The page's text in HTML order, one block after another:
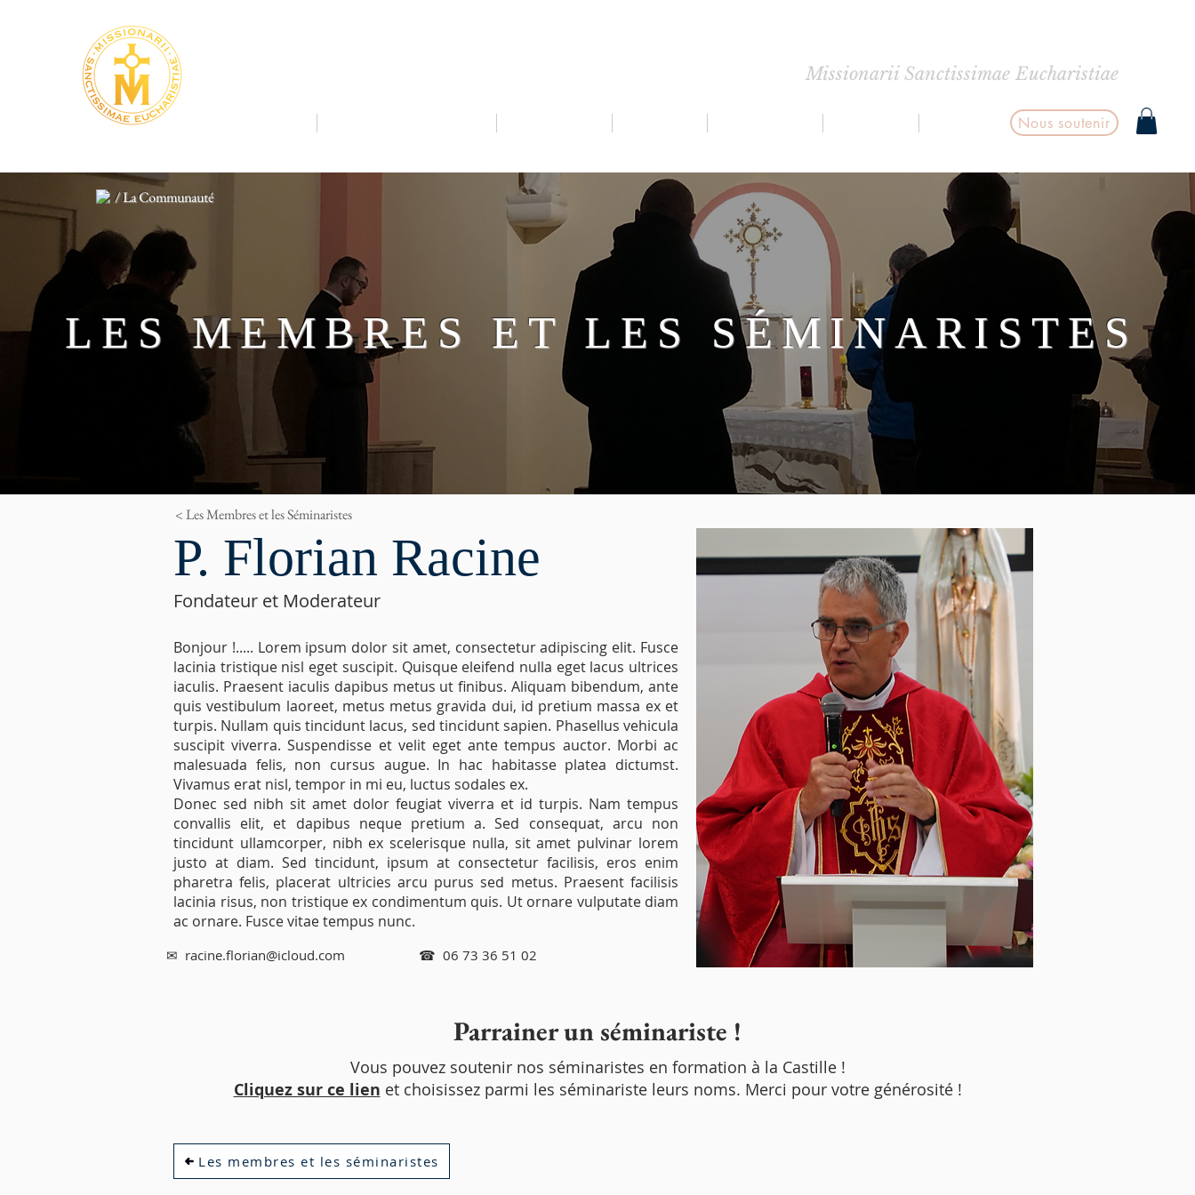
Missionarii Sanctissimae Eucharistiae
Nous soutenir
/ La Communauté
LES MEMBRES ET LES SÉMINARISTES
< Les Membres et les Séminaristes
P. Florian Racine
Fondateur et Moderateur
Bonjour !..... Lorem ipsum dolor sit amet, consectetur adipiscing elit. Fusce
lacinia tristique nisl eget suscipit. Quisque eleifend nulla eget lacus ultrices
iaculis. Praesent iaculis dapibus metus ut finibus. Aliquam bibendum, ante
quis vestibulum laoreet, metus metus gravida dui, id pretium massa ex et
turpis. Nullam quis tincidunt lacus, sed tincidunt sapien. Phasellus vehicula
suscipit viverra. Suspendisse et velit eget ante tempus auctor. Morbi ac
malesuada felis, non cursus augue. In hac habitasse platea dictumst.
Vivamus erat nisl, tempor in mi eu, luctus sodales ex.
Donec sed nibh sit amet dolor feugiat viverra et id turpis. Nam tempus
convallis elit, et dapibus neque pretium a. Sed consequat, arcu non
tincidunt ullamcorper, nibh ex scelerisque nulla, sit amet pulvinar lorem
justo at diam. Sed tincidunt, ipsum at consectetur facilisis, eros enim
pharetra felis, placerat ultricies arcu purus sed metus. Praesent facilisis
lacinia risus, non tristique ex condimentum quis. Ut ornare vulputate diam
ac ornare. Fusce vitae tempus nunc.
✉ racine.florian@icloud.com ☎ 06 73 36 51 02
Parrainer un séminariste !
Vous pouvez soutenir nos séminaristes en formation à la Castille !
Cliquez sur ce lien et choisissez parmi les séminariste leurs noms. Merci pour votre générosité !
Les membres et les séminaristes